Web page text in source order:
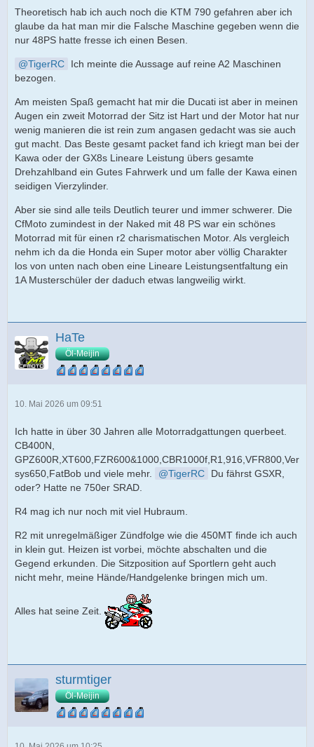
Theoretisch hab ich auch noch die KTM 790 gefahren aber ich
glaube da hat man mir die Falsche Maschine gegeben wenn die
nur 48PS hatte fresse ich einen Besen.
TigerRC
Ich meinte die Aussage auf reine A2 Maschinen
bezogen.
Am meisten Spaß gemacht hat mir die Ducati ist aber in meinen
Augen ein zweit Motorrad der Sitz ist Hart und der Motor hat nur
wenig manieren die ist rein zum angasen gedacht was sie auch
gut macht. Das Beste gesamt packet fand ich kriegt man bei der
Kawa oder der GX8s Lineare Leistung übers gesamte
Drehzahlband ein Gutes Fahrwerk und um falle der Kawa einen
seidigen Vierzylinder.
Aber sie sind alle teils Deutlich teurer und immer schwerer. Die
CfMoto zumindest in der Naked mit 48 PS war ein schönes
Motorrad mit für einen r2 charismatischen Motor. Als vergleich
nehm ich da die Honda ein Super motor aber völlig Charakter
los von unten nach oben eine Lineare Leistungsentfaltung ein
1A Musterschüler der daduch etwas langweilig wirkt.
HaTe
Öl-Meijin
10. Mai 2026 um 09:51
Ich hatte in über 30 Jahren alle Motorradgattungen querbeet.
CB400N,
GPZ600R,XT600,FZR600&1000,CBR1000f,R1,916,VFR800,Ver
sys650,FatBob und viele mehr.
TigerRC
Du fährst GSXR,
oder? Hatte ne 750er SRAD.
R4 mag ich nur noch mit viel Hubraum.
R2 mit unregelmäßiger Zündfolge wie die 450MT finde ich auch
in klein gut. Heizen ist vorbei, möchte abschalten und die
Gegend erkunden. Die Sitzposition auf Sportlern geht auch
nicht mehr, meine Hände/Handgelenke bringen mich um.
Alles hat seine Zeit.
sturmtiger
Öl-Meijin